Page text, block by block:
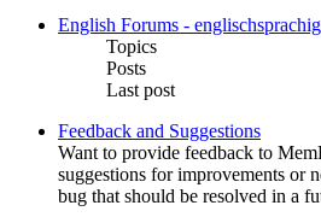
post
English Forums -
Topics
Posts
Last post
Feedback and Suggestions
Want to provide feedback to
suggestions for improvements or
bug that should be resolved in a